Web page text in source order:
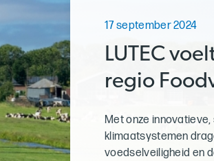
17 september 2024
LUTEC
regio
Met onze innovatieve,
klimaatsystemen
voedselveiligheid en